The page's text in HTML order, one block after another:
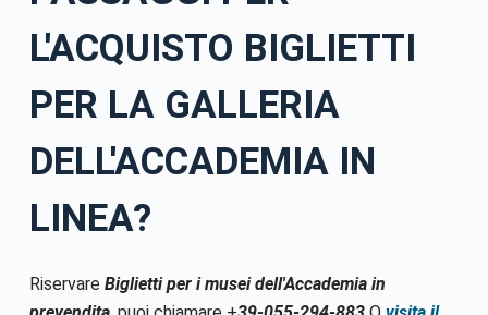
L'ACQUISTO BIGLIETTI
PER LA GALLERIA
DELL'ACCADEMIAIN
LINEA?
Riservare Biglietti per i musei dell'Accademia in